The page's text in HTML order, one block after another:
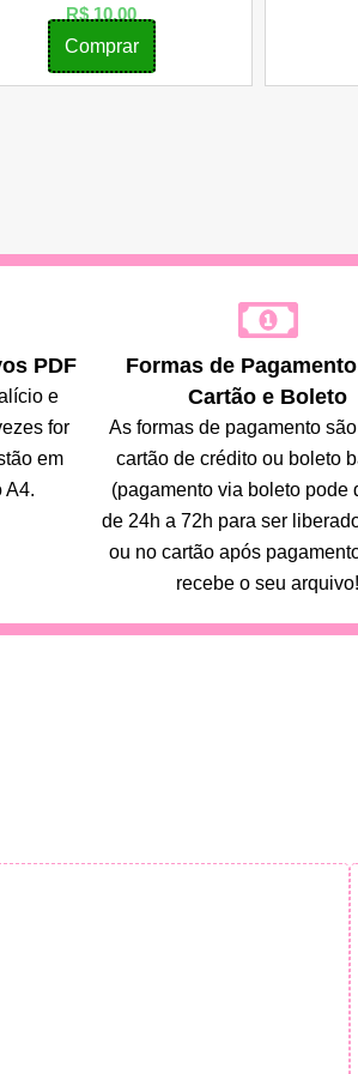
R$ 10,00
Comprar
PDF
e
for
em
A4.
Formas de
Cartão e Boleto
As formas de pagamento
cartão de crédito ou boleto
(pagamento via boleto pode
de 24h a 72h para ser
ou no cartão após
recebe o seu